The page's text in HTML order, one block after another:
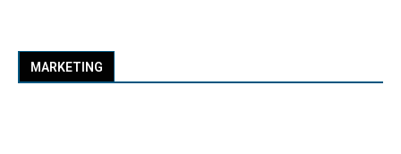
MARKETING